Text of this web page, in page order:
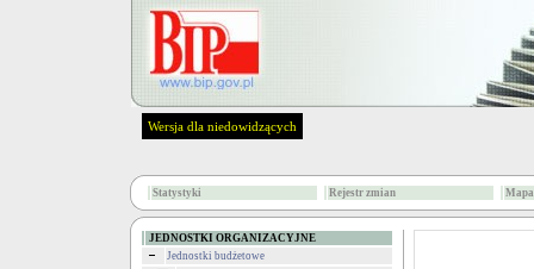
Wersja dla niedowidzących
Statystyki Rejestr zmian
JEDNOSTKI ORGANIZACYJNE
Jednostki budżetowe